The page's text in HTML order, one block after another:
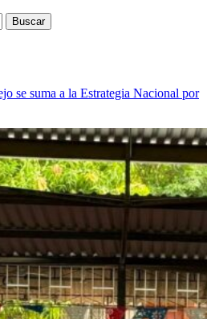
se suma a la Estrategia Nacional por